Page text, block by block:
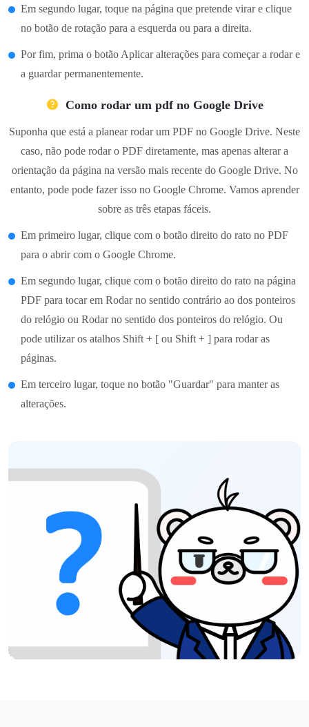
Em segundo lugar, toque na página que pretende virar e clique
no botão de rotação para a esquerda ou para a direita.
Por fim, prima o botão Aplicar alterações para começar a rodar e
a guardar permanentemente.
Como rodar um pdf no Google Drive
Suponha que está a planear rodar um PDF no Google Drive. Neste
caso, não pode rodar o PDF diretamente, mas apenas alterar a
orientação da página na versão mais recente do Google Drive. No
entanto, pode pode fazer isso no Google Chrome. Vamos aprender
sobre as três etapas fáceis.
Em primeiro lugar, clique com o botão direito do rato no PDF
para o abrir com o Google Chrome.
Em segundo lugar, clique com o botão direito do rato na página
PDF para tocar em Rodar no sentido contrário ao dos ponteiros
do relógio ou Rodar no sentido dos ponteiros do relógio. Ou
pode utilizar os atalhos Shift + [ ou Shift + ] para rodar as
páginas.
Em terceiro lugar, toque no botão "Guardar" para manter as
alterações.